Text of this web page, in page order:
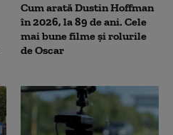
Cum arată Dustin Hoffman
în 2026, la 89 de ani. Cele
mai bune filme și rolurile
de Oscar